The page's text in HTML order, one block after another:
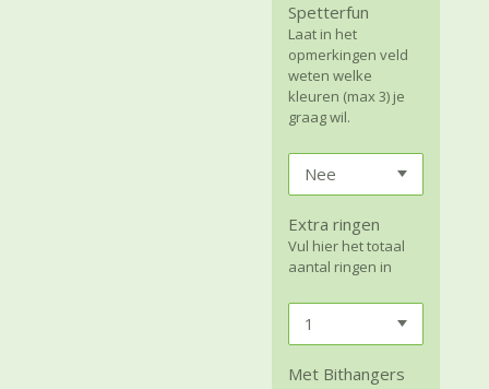
Spetterfun
Laat in het
opmerkingen veld
weten welke
kleuren (max 3) je
graag wil.
Extra ringen
Vul hier het totaal
aantal ringen in
Met Bithangers